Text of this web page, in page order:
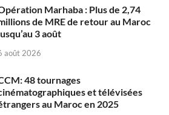
Marhaba : Plus de 2,74
de MRE de retour au Maroc
3 août
août 2026
48 tournages
et télévisées
au Maroc en 2025